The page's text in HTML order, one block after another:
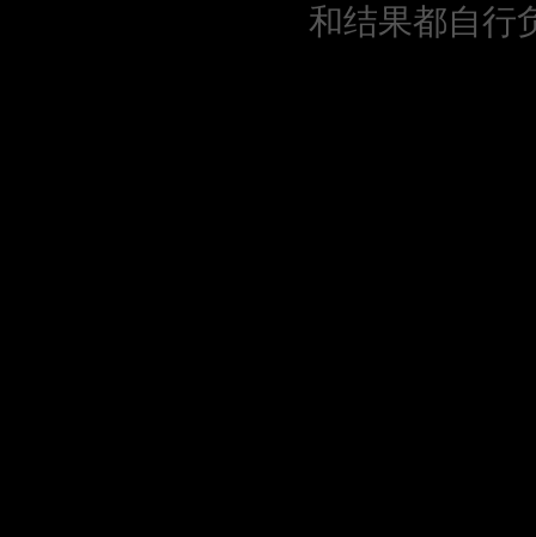
和结果都自行